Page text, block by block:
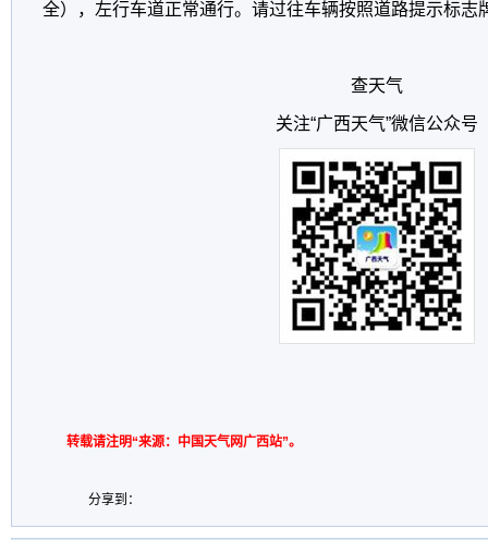
全），左行车道正常通行。请过往车辆按照道路提示标志
查天气
关注“广西天气”微信公众号
转载请注明“来源：中国天气网广西站”。
分享到：